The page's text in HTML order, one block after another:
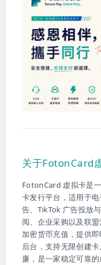
关于FotonCard
FotonCard 虚拟卡是
卡发行平台，适用于
告、TikTok 广告投放
阅、企业采购以及联
加密货币充值，提供
后台，支持无限创建
廉，是一家稳定可靠的